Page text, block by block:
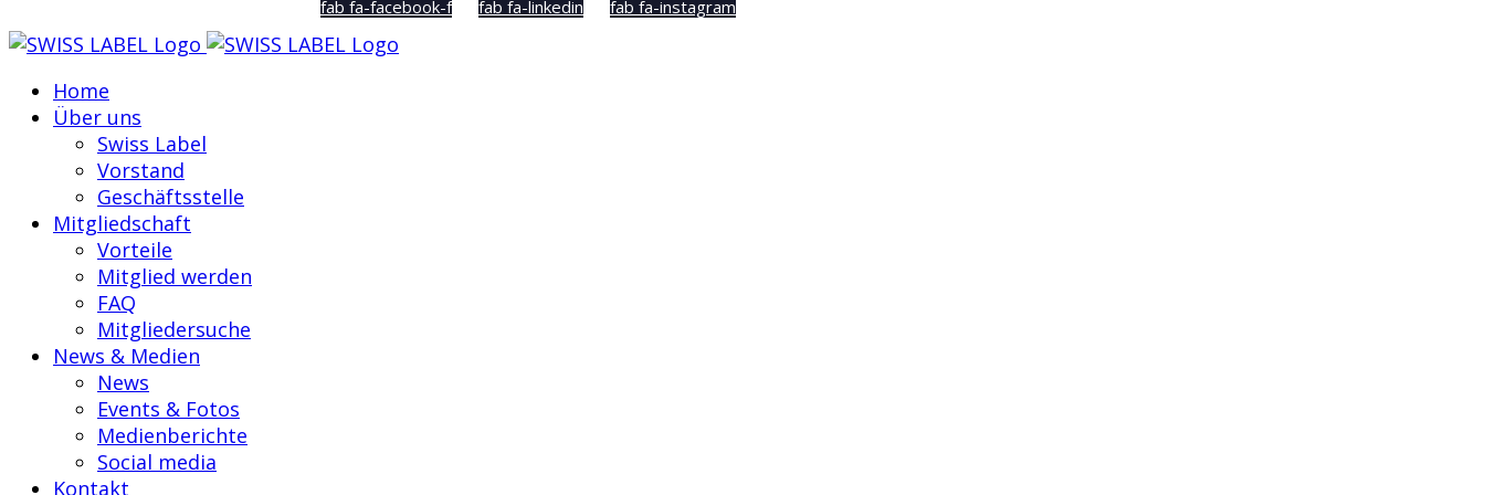
fab fa-facebook-f fab fa-linkedin fab fa-instagram
Home
Über uns
Swiss Label
Vorstand
Geschäftsstelle
Mitgliedschaft
Vorteile
Mitglied werden
FAQ
Mitgliedersuche
News & Medien
News
Events & Fotos
Medienberichte
Social media
Kontakt